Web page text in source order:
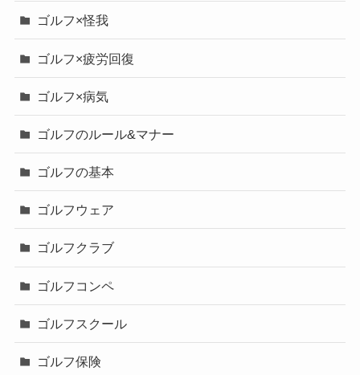
ゴルフ×怪我
ゴルフ×疲労回復
ゴルフ×病気
ゴルフのルール&マナー
ゴルフの基本
ゴルフウェア
ゴルフクラブ
ゴルフコンペ
ゴルフスクール
ゴルフ保険